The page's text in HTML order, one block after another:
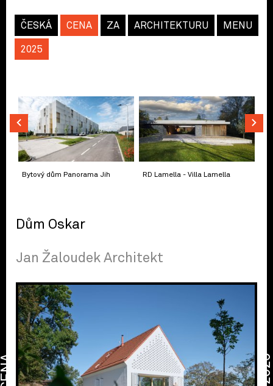
ČESKÁ CENA ZA ARCHITEKTURU
2025
MENU
Bytový dům Panorama Jih RD Lamella - Villa Lamella
Dům Oskar
Jan Žaloudek Architekt
CENA 2026